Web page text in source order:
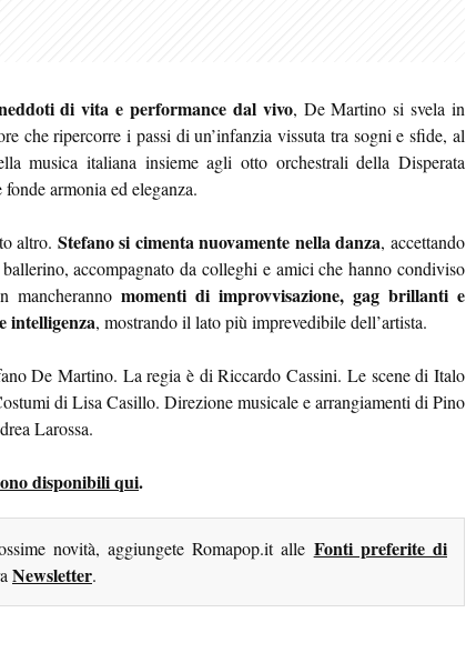
di vita e performance dal vivo, De Martino si svela in
che ripercorre i passi di un’infanzia vissuta tra sogni e sfide, al
musica italiana insieme agli otto orchestrali della Disperata
armonia ed eleganza.
altro. Stefano si cimenta nuovamente nella danza, accettando
accompagnato da colleghi e amici che hanno condiviso
mancheranno momenti di improvvisazione, gag brillanti e
intelligenza, mostrando il lato più imprevedibile dell’artista.
De Martino. La regia è di Riccardo Cassini. Le scene di Italo
di Lisa Casillo. Direzione musicale e arrangiamenti di Pino
Larossa.
disponibili qui.
novità, aggiungete Romapop.it alle Fonti preferite di
Newsletter.